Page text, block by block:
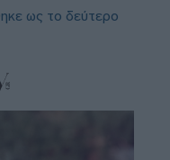
ως το δεύτερο